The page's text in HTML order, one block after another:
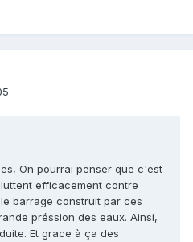
On pourrai penser que c'est
efficacement contre
barrage construit par ces
préssion des eaux. Ainsi,
Et grace à ça des